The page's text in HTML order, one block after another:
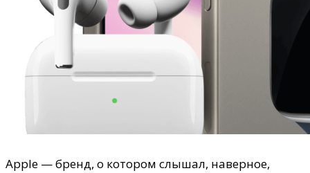
Apple — бренд, о котором слышал, наверное,